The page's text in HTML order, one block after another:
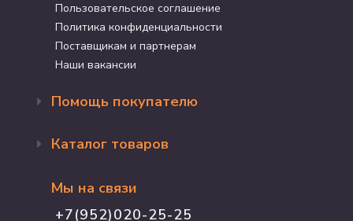
Пользовательское соглашение
Политика конфиденциальности
Поставщикам и партнерам
Наши вакансии
Помощь покупателю
Доставка и оплата
Программа лояльности
Каталог товаров
Акции
Для кошек
Мы на связи
+7(952)020-25-25